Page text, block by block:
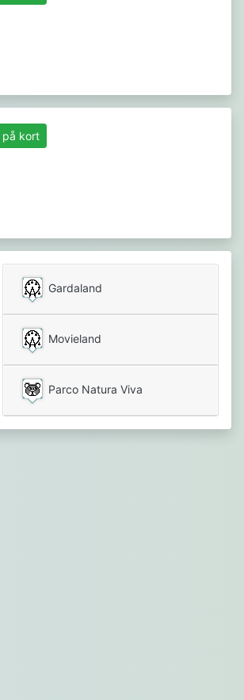
på kort
Gardaland
Movieland
Parco Natura Viva